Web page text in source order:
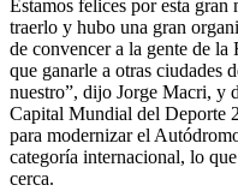
Estamos felices por esta
traerlo y hubo una gran
de convencer a la gente de
que ganarle a otras ciudades
nuestro”, dijo Jorge Macri, y
Capital Mundial del Deporte
para modernizar el
categoría internacional, lo
cerca.